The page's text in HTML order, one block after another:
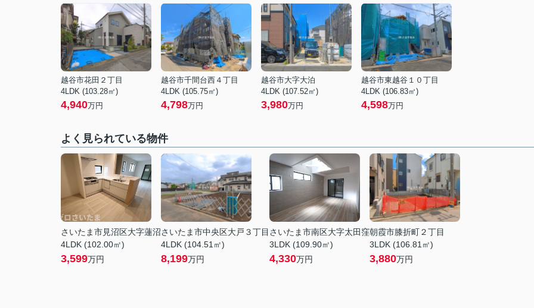
越谷市花田２丁目
4LDK (103.28㎡)
4,940万円
越谷市千間台西４丁目
4LDK (105.75㎡)
4,798万円
越谷市大字大泊
4LDK (107.52㎡)
3,980万円
越谷市東越谷１０丁目
4LDK (106.83㎡)
4,598万円
よく見られている物件
さいたま市見沼区大字蓮沼
4LDK (102.00㎡)
3,599万円
さいたま市中央区大戸３丁目
4LDK (104.51㎡)
8,199万円
さいたま市南区大字太田窪
3LDK (109.90㎡)
4,330万円
朝霞市膝折町２丁目
3LDK (106.81㎡)
3,880万円